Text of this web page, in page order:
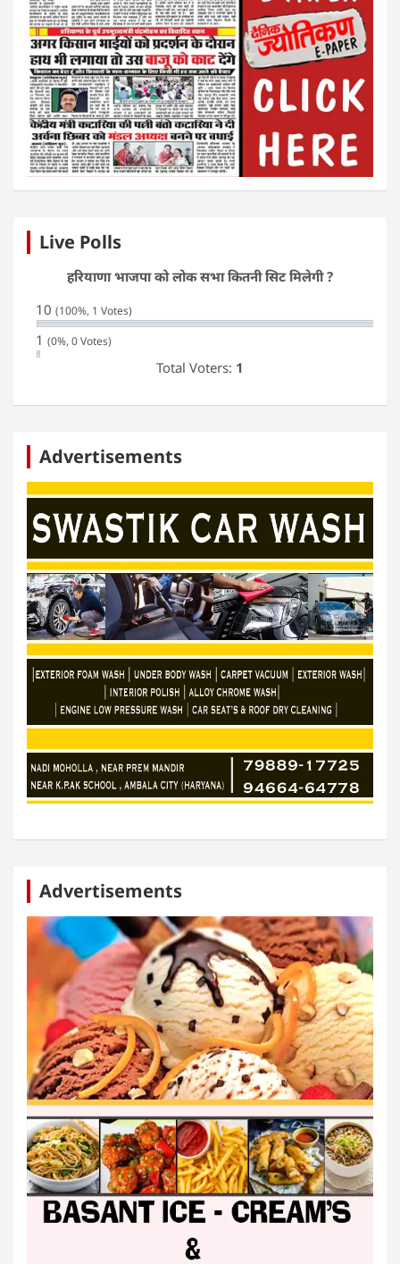
Live Polls
हरियाणा भाजपा को लोक सभा कितनी सिट मिलेगी ?
10 (100%, 1 Votes)
1 (0%, 0 Votes)
Total Voters: 1
Advertisements
Advertisements